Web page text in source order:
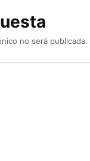
no será publicada.